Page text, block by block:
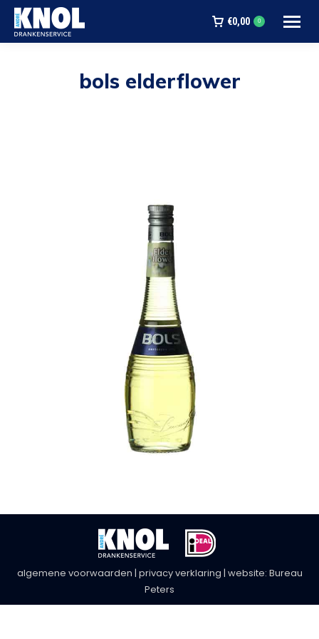
€0,00 0
bols elderflower
algemene voorwaarden | privacy verklaring | website: Bureau
Peters